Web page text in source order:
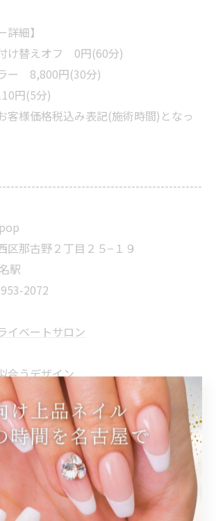
詳細】
け替えオフ 0円(60分)
ー 8,800円(30分)
円(5分)
客様価格税込み表記(施術時間)となっ
区那古野２丁目２５−１９
駅
2072
イベートサロン
合うデザイン
纏った指先
プルなデザイン
で浮かない指先